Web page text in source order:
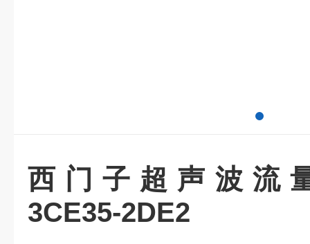
西门子超声波流
3CE35-2DE2